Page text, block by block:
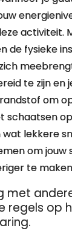
activiteit.
de fysieke
te zijn en
om
schaatsen
lekkere
om jouw
te
met
regels op